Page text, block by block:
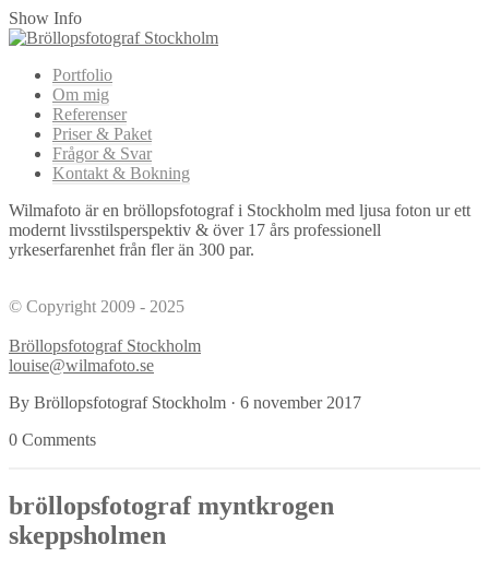
Show Info
Portfolio
Om mig
Referenser
Priser & Paket
Frågor & Svar
Kontakt & Bokning
Wilmafoto är en bröllopsfotograf i Stockholm med ljusa foton ur ett
modernt livsstilsperspektiv & över 17 års professionell
yrkeserfarenhet från fler än 300 par.
© Copyright 2009 - 2025
Bröllopsfotograf Stockholm
louise@wilmafoto.se
By Bröllopsfotograf Stockholm · 6 november 2017
0 Comments
bröllopsfotograf myntkrogen
skeppsholmen